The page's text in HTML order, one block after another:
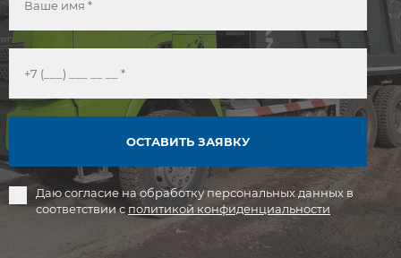
ОСТАВИТЬ ЗАЯВКУ
Даю согласие на обработку персональных данных в
соответствии с политикой конфиденциальности